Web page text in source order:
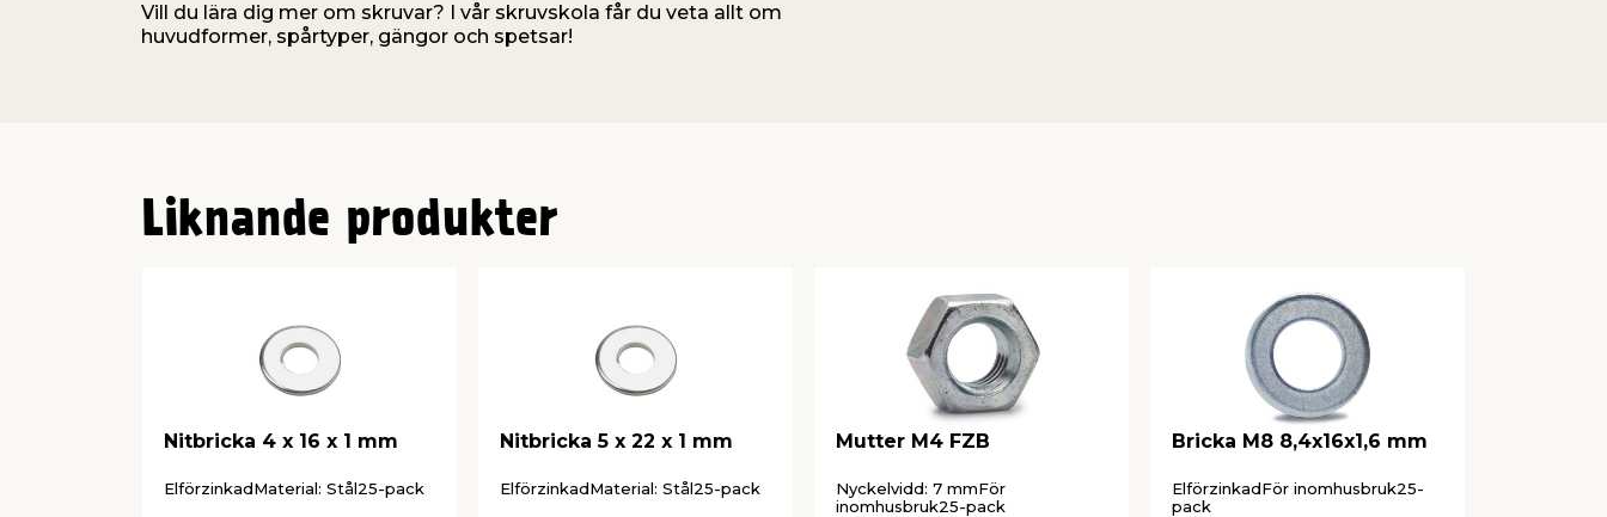
Vill du lära dig mer om skruvar? I vår skruvskola får du veta allt om
huvudformer, spårtyper, gängor och spetsar!
Liknande produkter
Nitbricka 4 x 16 x 1 mm
ElförzinkadMaterial: Stål25-pack
Nitbricka 5 x 22 x 1 mm
ElförzinkadMaterial: Stål25-pack
Mutter M4 FZB
Nyckelvidd: 7 mmFör
inomhusbruk25-pack
Bricka M8 8,4x16x1,6 mm
ElförzinkadFör inomhusbruk25-
pack